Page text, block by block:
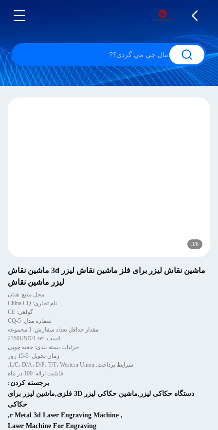
3/6
ماشین نقاش لیزر برای فلز ماشین نقاش لیزر 3d ماشین نقاش
لیزر ماشین نقاش
محل منبع: هنان
نام تجاری: China CQ
گواهی: CE
شماره مدل: CQ-5
مقدار حداقل تعداد سفارش: 1 مجموعه
قیمت: 2350USD/1 set
جزئیات بسته بندی: جعبه چوبی
زمان تحویل: 5-15 روز
شرایط پرداخت: L/C، D/A، D/P، T/T، Western Union،
قابلیت ارائه: 100 در ماه
برجسته کردن:
دستگاه حکاکی لیزر,ماشین حکاکی لیزر 3D فلزی,ماشین لیزر برای
حکاکی
,
r Metal 3d Laser Engraving Machine
,
Laser Machine For Engraving